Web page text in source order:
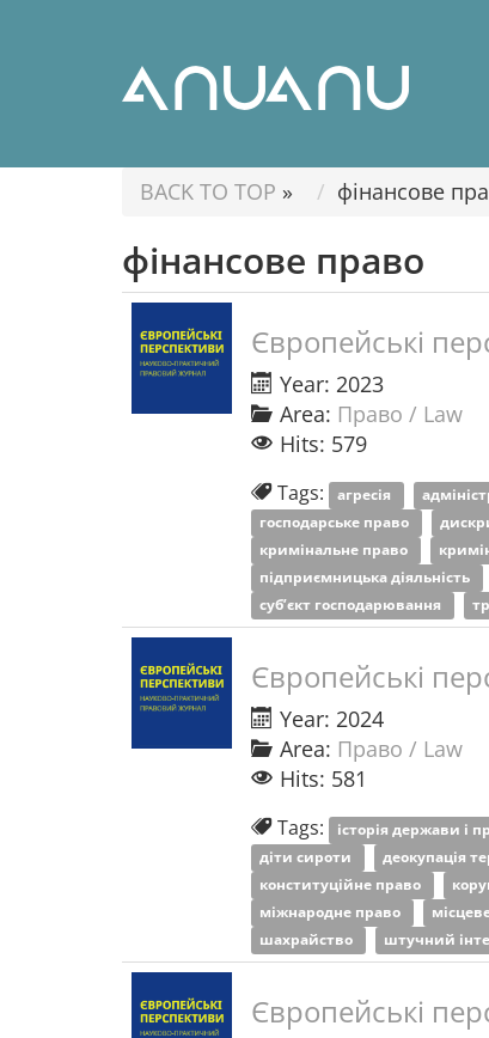
BACK TO TOP » фінансове
фінансове право
Європейські
Year: 2023
Area: Право / Law
Hits: 579
Tags: агресія
господарське право
кримінальне право
підприємницька діяльність
суб’єкт господарювання
Європейські
Year: 2024
Area: Право / Law
Hits: 581
Tags: історія держави і
діти сироти
деокупація
конституційне право
міжнародне право
шахрайство
штучний
Європейські